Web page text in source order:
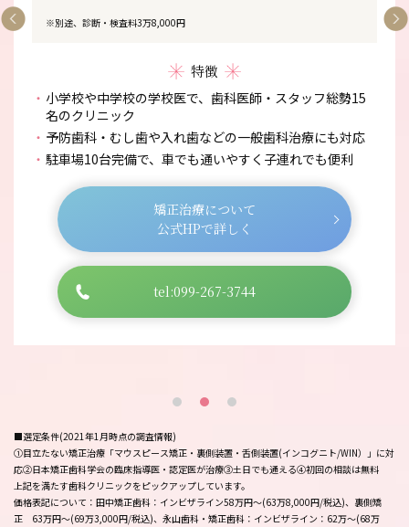
※別途、診断・検査料3万8,000円
特徴
小学校や中学校の学校医で、歯科医師・スタッフ総勢15
名のクリニック
予防歯科・むし歯や入れ歯などの一般歯科治療にも対応
駐車場10台完備で、車でも通いやすく子連れでも便利
矯正治療について
公式HPで詳しく
tel:099-267-3744
■選定条件(2021年1月時点の調査情報)
①目立たない矯正治療「マウスピース矯正・裏側装置・舌側装置(インコグニト/WIN）」に対
応②日本矯正歯科学会の臨床指導医・認定医が治療③土日でも通える④初回の相談は無料
上記を満たす歯科クリニックをピックアップしています。
価格表記について：田中矯正歯科：インビザライン58万円〜(63万8,000円/税込)、裏側矯
正 63万円～(69万3,000円/税込)、永山歯科・矯正歯科：インビザライン：62万～(68万